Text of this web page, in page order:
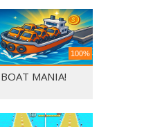
100%
BOAT MANIA!